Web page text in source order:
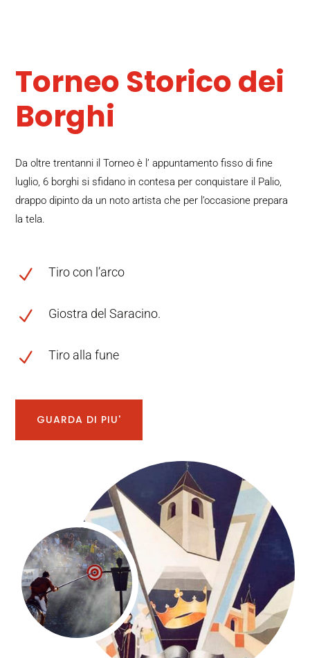
Torneo Storico dei
Borghi
Da oltre trentanni il Torneo è l’ appuntamento fisso di fine
luglio, 6 borghi si sfidano in contesa per conquistare il Palio,
drappo dipinto da un noto artista che per l’occasione prepara
la tela.
N Tiro con l’arco
N Giostra del Saracino.
N Tiro alla fune
GUARDA DI PIU'